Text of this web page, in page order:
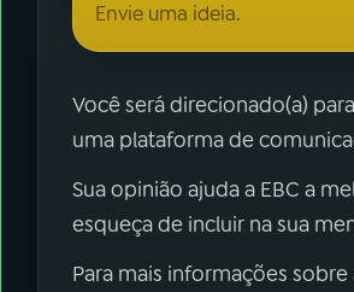
Envie uma ideia.
Você será direcionado(a)
uma plataforma de
Sua opinião ajuda a EBC a
esqueça de incluir na sua
Para mais informações